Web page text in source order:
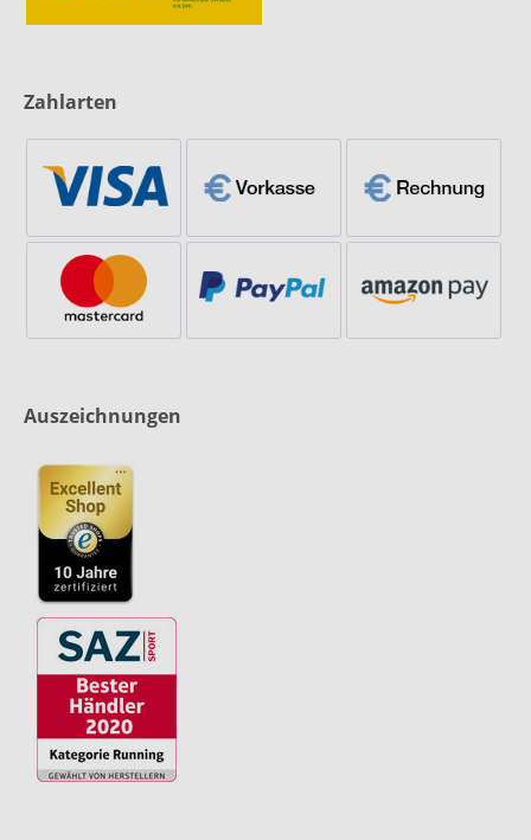
Zahlarten
Auszeichnungen